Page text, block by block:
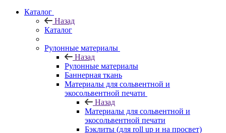
Каталог
Назад
Каталог
Рулонные материалы
Назад
Рулонные материалы
Баннерная ткань
Материалы для сольвентной и
экосольвентной печати
Назад
Материалы для сольвентной и
экосольвентной печати
Бэклиты (для roll up и на просвет)